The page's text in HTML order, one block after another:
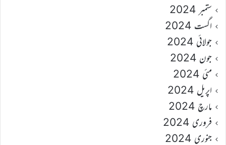
ستمبر 2024
اگست 2024
جولائی 2024
جون 2024
مئی 2024
اپریل 2024
مارچ 2024
فروری 2024
جنوری 2024